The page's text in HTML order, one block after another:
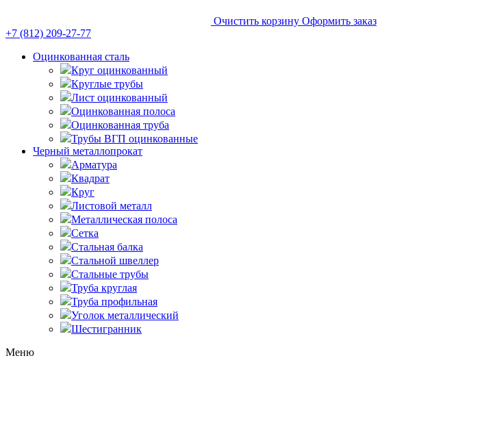
Очистить корзину Оформить заказ
+7 (812) 209-27-77
Оцинкованная сталь
Круг оцинкованный
Круглые трубы
Лист оцинкованный
Оцинкованная полоса
Оцинкованная труба
Трубы ВГП оцинкованные
Черный металлопрокат
Арматура
Квадрат
Круг
Листовой металл
Металлическая полоса
Сетка
Стальная балка
Стальной швеллер
Стальные трубы
Труба круглая
Труба профильная
Уголок металлический
Шестигранник
Меню